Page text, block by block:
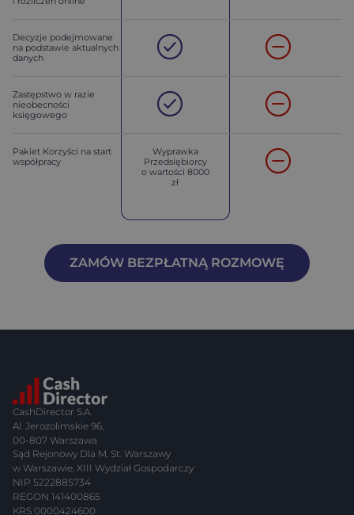
Decyzje podejmowane
na podstawie aktualnych
danych
Zastępstwo w razie
nieobecności
księgowego
Pakiet Korzyści na start
współpracy
Wyprawka
Przedsiębiorcy
o wartości 8000
zł
ZAMÓW BEZPŁATNĄ ROZMOWĘ
CashDirector S.A.
Al. Jerozolimskie 96,
00-807 Warszawa
Sąd Rejonowy Dla M. St. Warszawy
w Warszawie, XIII Wydział Gospodarczy
NIP 5222885734
REGON 141400865
KRS 0000424600